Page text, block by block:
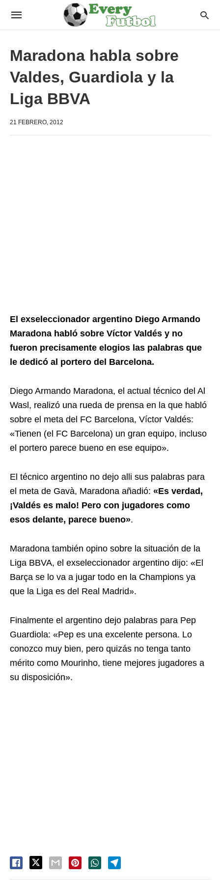
Maradona habla sobre
Valdes, Guardiola y la
Liga BBVA
21 FEBRERO, 2012
El exseleccionador argentino Diego Armando
Maradona habló sobre Víctor Valdés y no
fueron precisamente elogios las palabras que
le dedicó al portero del Barcelona.
Diego Armando Maradona, el actual técnico del Al
Wasl, realizó una rueda de prensa en la que habló
sobre el meta del FC Barcelona, Víctor Valdés:
«Tienen (el FC Barcelona) un gran equipo, incluso
el portero parece bueno en ese equipo».
El técnico argentino no dejo alli sus palabras para
el meta de Gavà, Maradona añadió: «Es verdad,
¡Valdés es malo! Pero con jugadores como
esos delante, parece bueno».
Maradona también opino sobre la situación de la
Liga BBVA, el exseleccionador argentino dijo: «El
Barça se lo va a jugar todo en la Champions ya
que la Liga es del Real Madrid».
Finalmente el argentino dejo palabras para Pep
Guardiola: «Pep es una excelente persona. Lo
conozco muy bien, pero quizás no tenga tanto
mérito como Mourinho, tiene mejores jugadores a
su disposición».